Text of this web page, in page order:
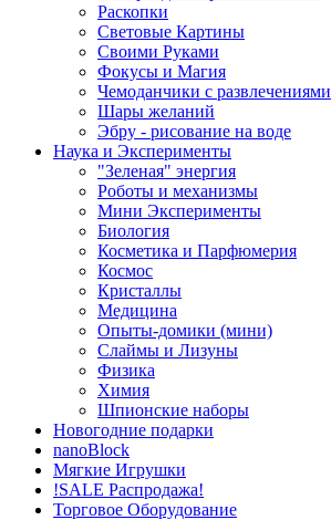
Раскопки
Световые Картины
Своими Руками
Фокусы и Магия
Чемоданчики с развлечениями
Шары желаний
Эбру - рисование на воде
Наука и Эксперименты
"Зеленая" энергия
Роботы и механизмы
Мини Эксперименты
Биология
Косметика и Парфюмерия
Космос
Кристаллы
Медицина
Опыты-домики (мини)
Слаймы и Лизуны
Физика
Химия
Шпионские наборы
Новогодние подарки
nanoBlock
Мягкие Игрушки
!SALE Распродажа!
Торговое Оборудование